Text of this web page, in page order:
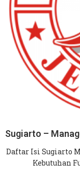
Sugiarto –
Daftar Isi Sugiarto
Kebutuhan